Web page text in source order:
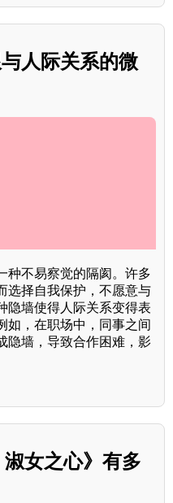
人际关系的微
种不易察觉的隔阂。许多
选择自我保护，不愿意与
隐墙使得人际关系变得表
如，在职场中，同事之间
隐墙，导致合作困难，影
女之心》有多